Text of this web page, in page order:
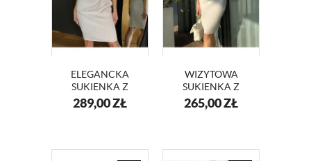
ELEGANCKA
SUKIENKA Z
KOPERTOWYM
DEKOLTEM I
289,00ZŁ
WIZYTOWA
SUKIENKA Z
KOPERTOWYM
DEKOLTEM
265,00ZŁ